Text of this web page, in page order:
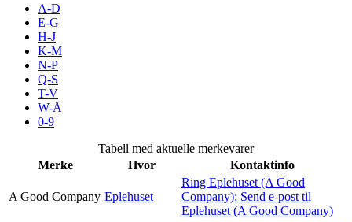
Kundeklubb
Inspirasjon
Søk
Åpningstider
Praktisk informasjon
A-D
E-G
H-J
K-M
N-P
Q-S
T-V
W-Å
0-9
Tabell med aktuelle merkevarer
Merke
Hvor Kontaktinfo
A Good Company Eplehuset
Ring Eplehuset (A Good
Company): Send e-post til
Eplehuset (A Good Company)